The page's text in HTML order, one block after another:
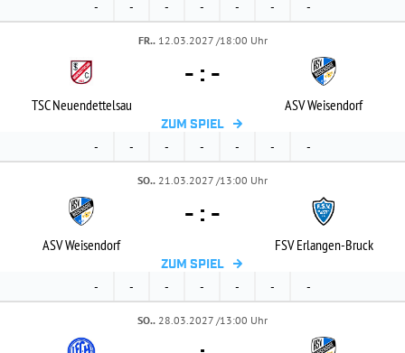
- - - - - - -
FR.. 12.03.2027 /18:00 Uhr
TSC Neuendettelsau
- : -
ASV Weisendorf
ZUM SPIEL
- - - - - - -
SO.. 21.03.2027 /13:00 Uhr
ASV Weisendorf
- : -
FSV Erlangen-Bruck
ZUM SPIEL
- - - - - - -
SO.. 28.03.2027 /13:00 Uhr